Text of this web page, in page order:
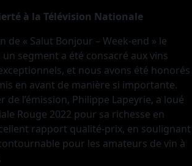
à la Télévision Nationale
de « Salut Bonjour – Week-end » le
segment a été consacré aux vins
et nous avons été honorés
en avant de manière si importante.
de l’émission, Philippe Lapeyrie, a loué
Rouge 2022 pour sa richesse en
rapport qualité-prix, en soulignant
pour les amateurs de vin à